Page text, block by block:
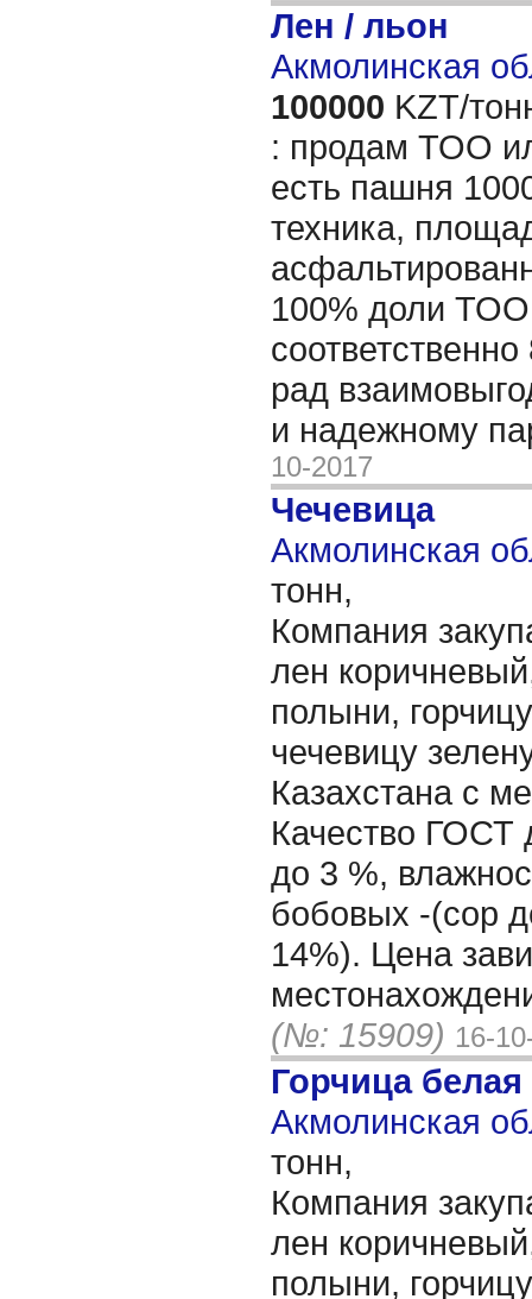
Лен / льон
Акмолинская
100000 KZT/
: продам ТОО
есть пашня
техника,
100% доли ТОО
рад
и надежному
10-2017
Чечевица
Акмолинская
тонн,
Компания
лен
полыни,
чечевицу
Казахстана с
Качество ГОСТ
до 3 %,
бобовых -(сор
14%). Цена
(№: 15909) 16-
Горчица белая
Акмолинская
тонн,
Компания
лен
полыни,